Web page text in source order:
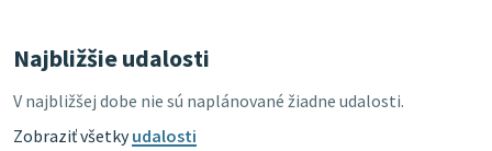
Najbližšie udalosti
V najbližšej dobe nie sú naplánované žiadne udalosti.
Zobraziť všetkyudalosti